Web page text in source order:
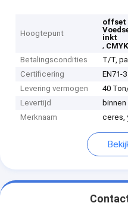
Hoogtepunt
offset
inkt
,
Betalingscondities
T/T,
Certificering
EN71-
Levering vermogen
40
Levertijd
Merknaam
ceres,